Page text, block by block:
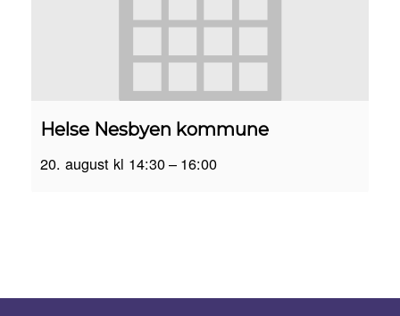
Helse Nesbyen kommune
20. august kl 14:30– 16:00